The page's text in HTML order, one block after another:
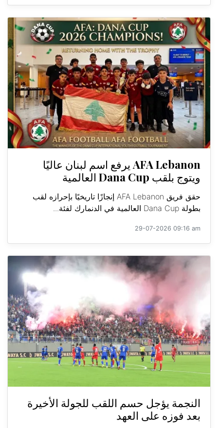
AFA Lebanon يرفع اسم لبنان عاليًا
ويتوج بلقب Dana Cup العالمية
حقق فريق AFA Lebanon إنجازًا تاريخيًا بإحرازه لقب
بطولة Dana Cup العالمية في الدنمارك لفئة...
29-07-2026 09:16 am
النجمة يؤجل حسم اللقب للجولة الأخيرة
بعد فوزه على العهد